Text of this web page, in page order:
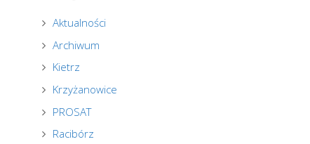
Aktualności
Archiwum
Kietrz
Krzyżanowice
PROSAT
Racibórz